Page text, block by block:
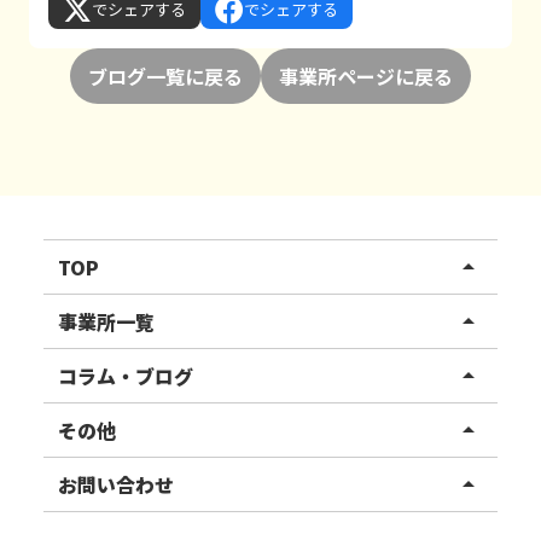
でシェアする でシェアする
ブログ一覧に戻る 事業所ページに戻る
TOP arrow_drop_up
リハスワーク
リハスファーム
事業所一覧 arrow_drop_up
関東エリア
東北エリア
甲信越エリア
コラム・ブログ arrow_drop_up
事業所ブログ
ご利用者様の声
その他 arrow_drop_up
お知らせ
お問い合わせ arrow_drop_up